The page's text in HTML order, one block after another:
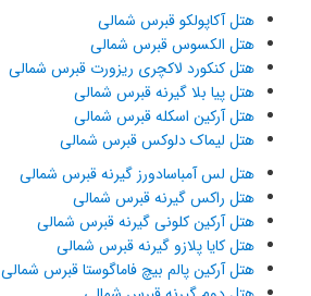
هتل آکاپولکو قبرس شمالی
هتل الکسوس قبرس شمالی
هتل کنکورد لاکچری ریزورت قبرس شمالی
هتل پیا بلا گیرنه قبرس شمالی
هتل آرکین اسکله قبرس شمالی
هتل لیماک دلوکس قبرس شمالی
هتل لس آمباسادورز گیرنه قبرس شمالی
هتل راکس گیرنه قبرس شمالی
هتل آرکین کلونی گیرنه قبرس شمالی
هتل کایا پلازو گیرنه قبرس شمالی
هتل آرکین پالم بیچ فاماگوستا قبرس شمالی